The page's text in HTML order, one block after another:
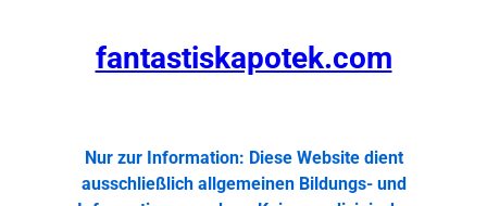
fantastiskapotek.com
Nur zur Information: Diese Website dient
ausschließlich allgemeinen Bildungs- und